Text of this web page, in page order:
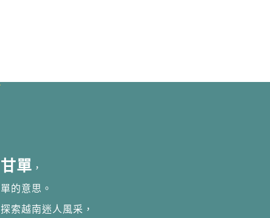
甘單 ，
的意思。
索越南迷人風采，